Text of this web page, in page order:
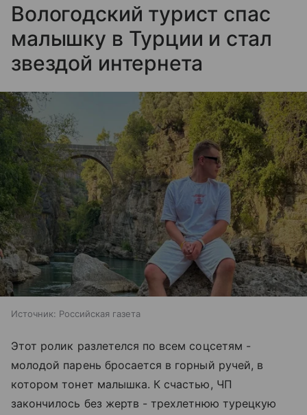
Вологодский турист спас
малышку в Турции и стал
звездой интернета
Источник: Российская газета
Этот ролик разлетелся по всем соцсетям -
молодой парень бросается в горный ручей, в
котором тонет малышка. К счастью, ЧП
закончилось без жертв - трехлетнюю турецкую